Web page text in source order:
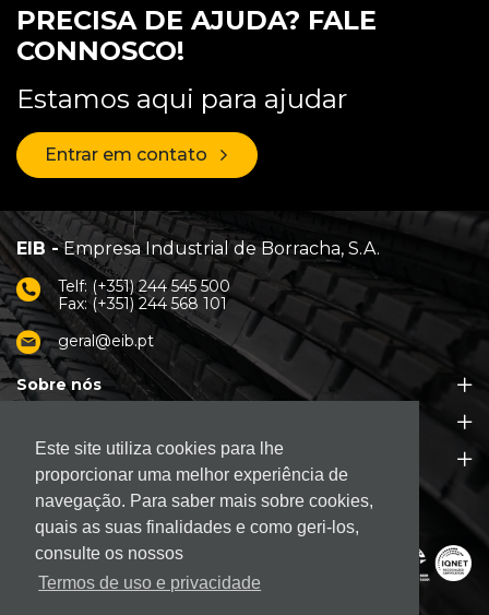
Este site utiliza cookies para lhe
proporcionar uma melhor experiência de
navegação. Para saber mais sobre cookies,
quais as suas finalidades e como geri-los,
consulte os nossos
Termos de uso e privacidade
PRECISA DE AJUDA? FALE
CONNOSCO!
Estamos aqui para ajudar
Entrar em contato
EIB -Empresa Industrial de Borracha, S.A.
Telf: (+351) 244 545 500
Fax: (+351) 244 568 101
geral@eib.pt
Sobre nós
Apoio ao Cliente